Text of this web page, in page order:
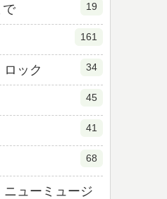
19
161
ック 34
45
41
68
ューミュージ